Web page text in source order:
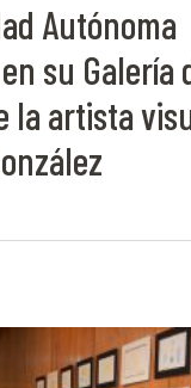
Autónoma
su Galería
la artista